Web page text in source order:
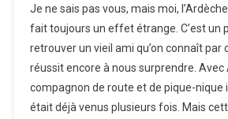
Je ne sais pas vous, mais moi,
fait toujours un effet étrange. C’est un
retrouver un vieil ami qu’on connaît par
réussit encore à nous surprendre. Avec
compagnon de route et de pique-nique
était déjà venus plusieurs fois. Mais